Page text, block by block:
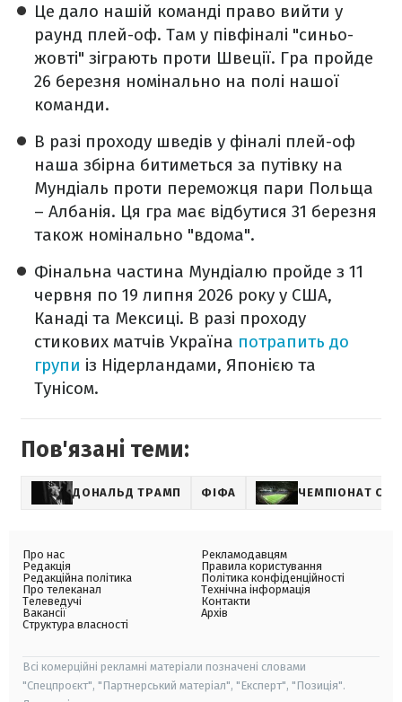
Це дало нашій команді право вийти у
раунд плей-оф. Там у півфіналі "синьо-
жовті" зіграють проти Швеції. Гра пройде
26 березня номінально на полі нашої
команди.
В разі проходу шведів у фіналі плей-оф
наша збірна битиметься за путівку на
Мундіаль проти переможця пари Польща
– Албанія. Ця гра має відбутися 31 березня
також номінально "вдома".
Фінальна частина Мундіалю пройде з 11
червня по 19 липня 2026 року у США,
Канаді та Мексиці. В разі проходу
стикових матчів Україна потрапить до
групи із Нідерландами, Японією та
Тунісом.
Пов'язані теми:
ДОНАЛЬД ТРАМП ФІФА ЧЕМПІОНАТ
Про нас
Редакція
Редакційна політика
Про телеканал
Телеведучі
Вакансії
Структура власності
Рекламодавцям
Правила користування
Політика конфіденційності
Технічна інформація
Контакти
Архів
Всі комерційні рекламні матеріали позначені словами
"Спецпроєкт", "Партнерський матеріал", "Експерт", "Позиція".